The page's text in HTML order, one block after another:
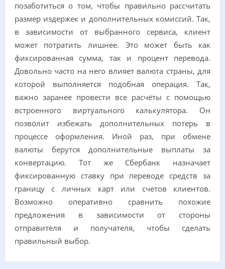
позаботиться о том, чтобы правильно рассчитать
размер издержек и дополнительных комиссий. Так,
в зависимости от выбранного сервиса, клиент
может потратить лишнее. Это может быть как
фиксированная сумма, так и процент перевода.
Довольно часто на него влияет валюта страны, для
которой выполняется подобная операция. Так,
важно заранее провести все расчёты с помощью
встроенного виртуального калькулятора. Он
позволит избежать дополнительных потерь в
процессе оформления. Иной раз, при обмене
валюты берутся дополнительные выплаты за
конвертацию. Тот же Сбербанк назначает
фиксированную ставку при переводе средств за
границу с личных карт или счетов клиентов.
Возможно оперативно сравнить похожие
предложения в зависимости от стороны
отправителя и получателя, чтобы сделать
правильный выбор.